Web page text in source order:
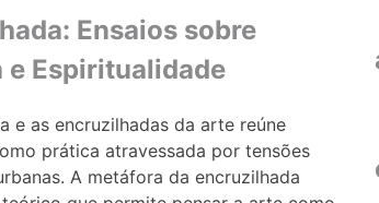
Ensaios sobre
Espiritualidade
e as encruzilhadas da arte reúne
prática atravessada por tensões
A metáfora da encruzilhada